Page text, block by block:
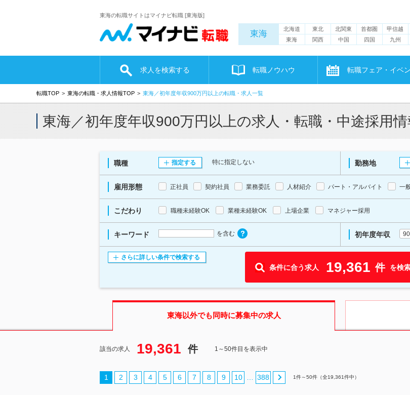
東海の転職サイトはマイナビ転職 [東海版]
東海 北海道 東北 北関東 首都圏 甲信越
東海
関西 中国 四国 九州
求人を検索する 転職ノウハウ 転職フェア・イベ
転職TOP 東海の転職・求人情報TOP 東海／初年度年収900万円以上の転職・求人一覧
東海／初年度年収900万円以上の求人・転職・中途採用情
職種 指定する 特に指定しない 勤務地
雇用形態 正社員 契約社員 業務委託 人材紹介 パート・アルバイト 一
こだわり 職種未経験OK 業種未経験OK 上場企業 マネジャー採用
キーワード を含む 初年度年収
さらに詳しい条件で検索する
条件に合う求人 19,361 件 を検
東海以外でも同時に募集中の求人
該当の求人 19,361 件 1～50件目を表示中
1 2 3 4 5 6 7 8 9 10 … 388 1件～50件（全19,361件中）